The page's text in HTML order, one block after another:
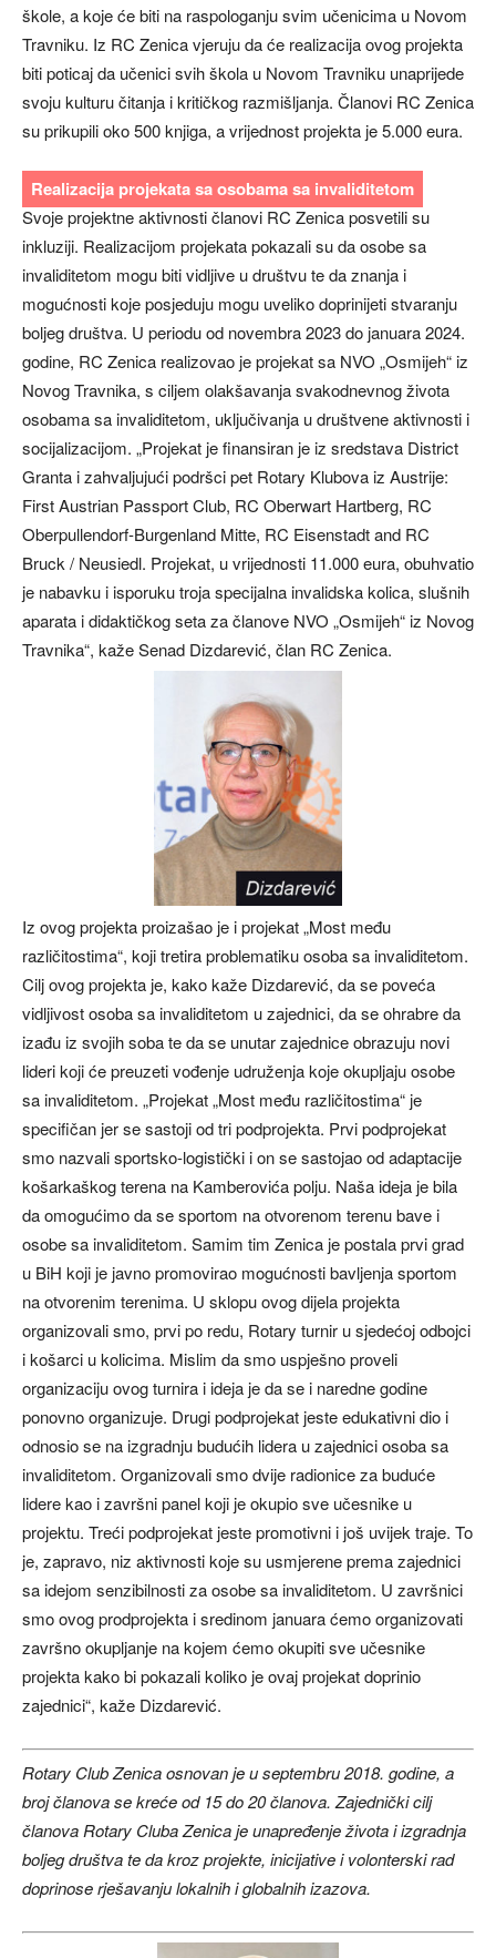
škole, a koje će biti na raspologanju svim učenicima u Novom
Travniku. Iz RC Zenica vjeruju da će realizacija ovog projekta
biti poticaj da učenici svih škola u Novom Travniku unaprijede
svoju kulturu čitanja i kritičkog razmišljanja. Članovi RC Zenica
su prikupili oko 500 knjiga, a vrijednost projekta je 5.000 eura.
Realizacija projekata sa osobama sa invaliditetom
Svoje projektne aktivnosti članovi RC Zenica posvetili su
inkluziji. Realizacijom projekata pokazali su da osobe sa
invaliditetom mogu biti vidljive u društvu te da znanja i
mogućnosti koje posjeduju mogu uveliko doprinijeti stvaranju
boljeg društva. U periodu od novembra 2023 do januara 2024.
godine, RC Zenica realizovao je projekat sa NVO „Osmijeh“ iz
Novog Travnika, s ciljem olakšavanja svakodnevnog života
osobama sa invaliditetom, uključivanja u društvene aktivnosti i
socijalizacijom. „Projekat je finansiran je iz sredstava District
Granta i zahvaljujući podršci pet Rotary Klubova iz Austrije:
First Austrian Passport Club, RC Oberwart Hartberg, RC
Oberpullendorf-Burgenland Mitte, RC Eisenstadt and RC
Bruck / Neusiedl. Projekat, u vrijednosti 11.000 eura, obuhvatio
je nabavku i isporuku troja specijalna invalidska kolica, slušnih
aparata i didaktičkog seta za članove NVO „Osmijeh“ iz Novog
Travnika“, kaže Senad Dizdarević, član RC Zenica.
Iz ovog projekta proizašao je i projekat „Most među
različitostima“, koji tretira problematiku osoba sa invaliditetom.
Cilj ovog projekta je, kako kaže Dizdarević, da se poveća
vidljivost osoba sa invaliditetom u zajednici, da se ohrabre da
izađu iz svojih soba te da se unutar zajednice obrazuju novi
lideri koji će preuzeti vođenje udruženja koje okupljaju osobe
sa invaliditetom. „Projekat „Most među različitostima“ je
specifičan jer se sastoji od tri podprojekta. Prvi podprojekat
smo nazvali sportsko-logistički i on se sastojao od adaptacije
košarkaškog terena na Kamberovića polju. Naša ideja je bila
da omogućimo da se sportom na otvorenom terenu bave i
osobe sa invaliditetom. Samim tim Zenica je postala prvi grad
u BiH koji je javno promovirao mogućnosti bavljenja sportom
na otvorenim terenima. U sklopu ovog dijela projekta
organizovali smo, prvi po redu, Rotary turnir u sjedećoj odbojci
i košarci u kolicima. Mislim da smo uspješno proveli
organizaciju ovog turnira i ideja je da se i naredne godine
ponovno organizuje. Drugi podprojekat jeste edukativni dio i
odnosio se na izgradnju budućih lidera u zajednici osoba sa
invaliditetom. Organizovali smo dvije radionice za buduće
lidere kao i završni panel koji je okupio sve učesnike u
projektu. Treći podprojekat jeste promotivni i još uvijek traje. To
je, zapravo, niz aktivnosti koje su usmjerene prema zajednici
sa idejom senzibilnosti za osobe sa invaliditetom. U završnici
smo ovog prodprojekta i sredinom januara ćemo organizovati
završno okupljanje na kojem ćemo okupiti sve učesnike
projekta kako bi pokazali koliko je ovaj projekat doprinio
zajednici“, kaže Dizdarević.
Rotary Club Zenica osnovan je u septembru 2018. godine, a
broj članova se kreće od 15 do 20 članova. Zajednički cilj
članova Rotary Cluba Zenica je unapređenje života i izgradnja
boljeg društva te da kroz projekte, inicijative i volonterski rad
doprinose rješavanju lokalnih i globalnih izazova.